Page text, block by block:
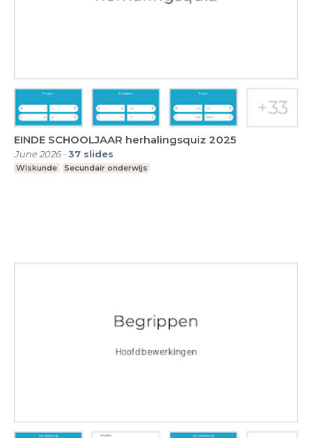
EINDE SCHOOLJAAR herhalingsquiz 2025
June 2026-37 slides
Wiskunde Secundair onderwijs